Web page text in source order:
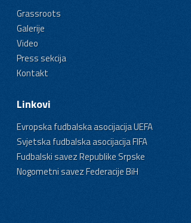
Grassroots
Galerije
Video
Press sekcija
Kontakt
Linkovi
Evropska fudbalska asocijacija UEFA
Svjetska fudbalska asocijacija FIFA
Fudbalski savez Republike Srpske
Nogometni savez Federacije BiH